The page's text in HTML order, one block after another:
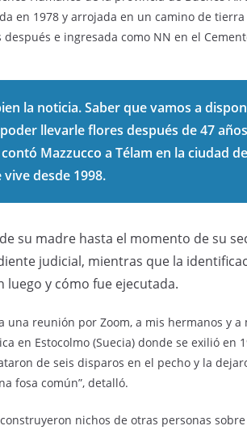
en 1978 y arrojada en un camino de
e ingresada como NN en el
la noticia. Saber que vamos a
llevarle flores después de 47
Mazzucco a Télam en la ciudad
desde 1998.
su madre hasta el momento de su
judicial, mientras que la
y cómo fue ejecutada.
una reunión por Zoom, a mis hermanos y
en Estocolmo (Suecia) donde se exilió en
de seis disparos en el pecho y la
fosa común”, detalló.
nichos de otras personas